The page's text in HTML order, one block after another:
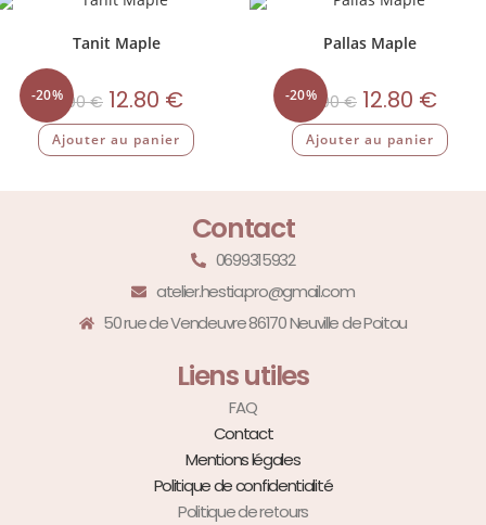
-20%
Tanit Maple
16.00€ 12.80 €
Ajouter au panier
-20%
Pallas Maple
16.00€ 12.80 €
Ajouter au panier
Contact
0699315932
atelier.hestia.pro@gmail.com
50 rue de Vendeuvre 86170 Neuville de Poitou
Liens utiles
FAQ
Contact
Mentions légales
Politique de confidentialité
Politique de retours